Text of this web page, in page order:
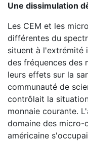
Une dissimulation
Les CEM et les
différentes du
situent à l'extrémité
des fréquences des
leurs effets sur la
communauté de
contrôlait la
monnaie courante.
domaine des micro-
américaine